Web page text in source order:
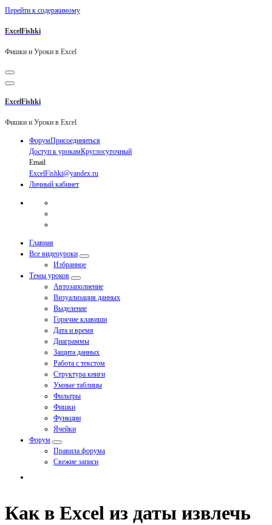
Перейти к содержимому
ExcelFishki
Фишки и Уроки в Excel
ExcelFishki
Фишки и Уроки в Excel
ФорумПрисоединиться
Доступ к урокамКруглосуточный
Email
ExcelFishki@yandex.ru
Личный кабинет
Главная
Все видеоуроки
Избранное
Темы уроков
Автозаполнение
Визуализация данных
Выделение
Горячие клавиши
Дата и время
Диаграммы
Защита данных
Работа с текстом
Структура книги
Умные таблицы
Фильтры
Фишки
Функции
Ячейки
Форум
Правила форума
Свежие записи
Как в Excel из даты извлечь